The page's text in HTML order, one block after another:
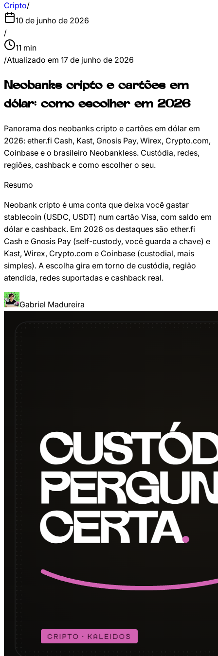
Cripto/
10 de junho de 2026
/
11 min
/Atualizado em 17 de junho de 2026
Neobanks cripto e cartões em
dólar: como escolher em 2026
Panorama dos neobanks cripto e cartões em dólar em
2026: ether.fi Cash, Kast, Gnosis Pay, Wirex, Crypto.com,
Coinbase e o brasileiro Neobankless. Custódia, redes,
regiões, cashback e como escolher o seu.
Resumo
Neobank cripto é uma conta que deixa você gastar
stablecoin (USDC, USDT) num cartão Visa, com saldo em
dólar e cashback. Em 2026 os destaques são ether.fi
Cash e Gnosis Pay (self-custody, você guarda a chave) e
Kast, Wirex, Crypto.com e Coinbase (custodial, mais
simples). A escolha gira em torno de custódia, região
atendida, redes suportadas e cashback real.
Gabriel Madureira